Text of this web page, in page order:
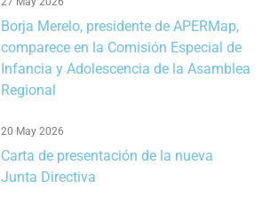
Borja Merelo, presidente de APERMap,
comparece en la Comisión Especial de
Infancia y Adolescencia de la Asamblea
Regional
20 May 2026
Carta de presentación de la nueva
Junta Directiva